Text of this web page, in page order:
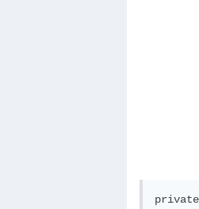
private